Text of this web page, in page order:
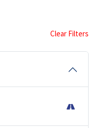
Clear Filters